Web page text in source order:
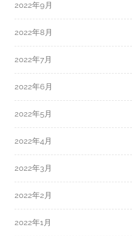
2022年9月
2022年8月
2022年7月
2022年6月
2022年5月
2022年4月
2022年3月
2022年2月
2022年1月